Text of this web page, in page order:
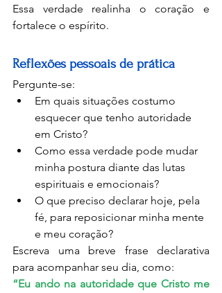
Essa verdade realinha o coração e
fortalece o espírito.
Reflexões pessoais de prática
Pergunte-se:
Em quais situações costumo
esquecer que tenho autoridade
em Cristo?
Como essa verdade pode mudar
minha postura diante das lutas
espirituais e emocionais?
O que preciso declarar hoje, pela
fé, para reposicionar minha mente
e meu coração?
Escreva uma breve frase declarativa
para acompanhar seu dia, como:
“Eu ando na autoridade que Cristo me